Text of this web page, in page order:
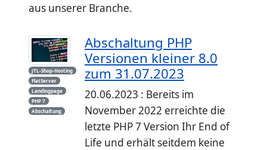
aus unserer Branche.
JTL-Shop-Hosting
FlatServer
Landingpage
PHP 7
Abschaltung
Abschaltung PHP
Versionen kleiner 8.0
zum 31.07.2023
20.06.2023 : Bereits im
November 2022 erreichte die
letzte PHP 7 Version Ihr End of
Life und erhält seitdem keine